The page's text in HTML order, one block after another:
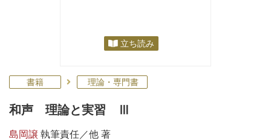
立ち読み
書籍 理論・専門書
和声 理論と実習 Ⅲ
島岡譲 執筆責任／他 著